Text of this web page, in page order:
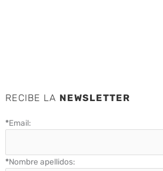
RECIBE LA NEWSLETTER
*Email:
*Nombre apellidos: